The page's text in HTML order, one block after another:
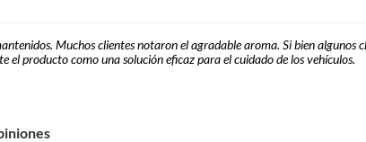
Muchos clientes notaron el agradable aroma. Si bien algunos
producto como una solución eficaz para el cuidado de los vehículos.